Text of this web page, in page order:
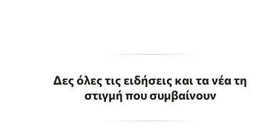
Δες όλες τις ειδήσεις και τα νέα τη
στιγμή που συμβαίνουν